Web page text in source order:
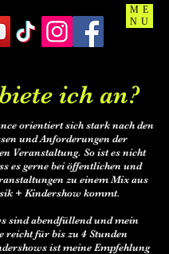
ME
NU
ich an?
orientiert sich stark nach den
und Anforderungen der
Veranstaltung. So ist es nicht
es gerne bei öffentlichen und
zu einem Mix aus
+ Kindershow kommt.
sind abendfüllend und mein
reicht für bis zu 4 Stunden
ist meine Empfehlung